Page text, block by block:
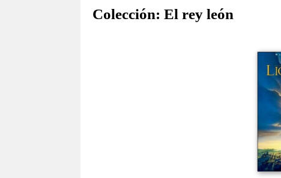
Colección:El rey león